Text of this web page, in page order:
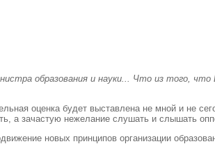
образования и науки... Что из того,
оценка будет выставлена не мной и не
а зачастую нежелание слушать и слышать
новых принципов организации